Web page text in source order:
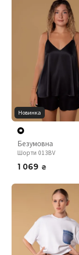
Новинка
Безумовна
Шорти 013BV
1 069 ₴